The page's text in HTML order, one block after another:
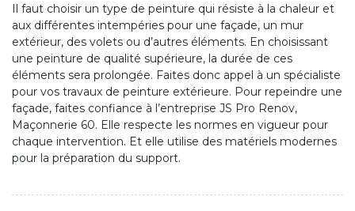
Il faut choisir un type de peinture qui résiste à la chaleur et
aux différentes intempéries pour une façade, un mur
extérieur, des volets ou d’autres éléments. En choisissant
une peinture de qualité supérieure, la durée de ces
éléments sera prolongée. Faites donc appel à un spécialiste
pour vos travaux de peinture extérieure. Pour repeindre une
façade, faites confiance à l’entreprise JS Pro Renov,
Maçonnerie 60. Elle respecte les normes en vigueur pour
chaque intervention. Et elle utilise des matériels modernes
pour la préparation du support.